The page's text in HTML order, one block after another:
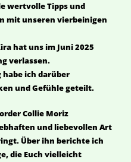
wertvolle Tipps und
mit unseren vierbeinigen
hat uns im Juni 2025
verlassen.
ich darüber
und Gefühle geteilt.
Collie Moriz
und liebevollen Art
Über ihn berichte ich
die Euch vielleicht